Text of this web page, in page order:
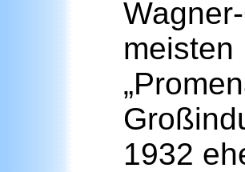
1932